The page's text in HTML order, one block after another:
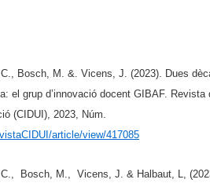
Bosch, M. &. Vicens, J. (2023). Dues
el grup d’innovació docent GIBAF.
(CIDUI), 2023, Núm.
article/view/417085
Bosch, M., Vicens, J. & Halbaut, L,